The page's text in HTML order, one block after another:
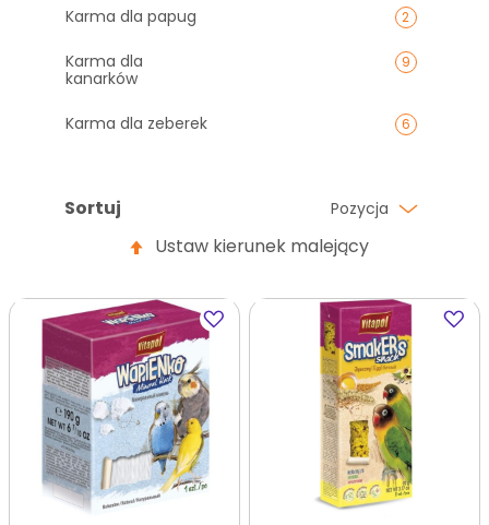
Sortuj Pozycja
Ustaw kierunek malejący
Dodaj
do
Dodaj
do
Karma dla papug
2
Karma dla
kanarków
9
Karma dla zeberek 6